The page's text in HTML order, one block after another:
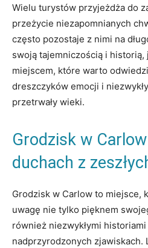
Wielu turystów przyjeżdża ‌do
przeżycie niezapomnianych⁣
⁢często pozostaje z nimi na
swoją tajemniczością i‌
miejscem, ⁢które warto‍
dreszczyków emocji i
przetrwały wieki.
Grodzisk‍ w‌
duchach z
Grodzisk ⁣w Carlow to miejsce,
uwagę nie tylko pięknem
‌również niezwykłymi⁢
‍nadprzyrodzonych zjawiskach.⁢